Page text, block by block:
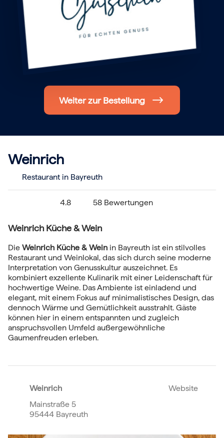
Frohe Weihnachten
Regionale Gutscheine
Berlin
München
Essen
Einlösbar für alle 10.000 Partner und 3 Jahre gültig
Weiter zur Bestellung
Weinrich
Restaurant in Bayreuth
4.8 58 Bewertungen
Weinrich Küche & Wein
Die Weinrich Küche & Wein in Bayreuth ist ein stilvolles
Restaurant und Weinlokal, das sich durch seine moderne
Interpretation von Genusskultur auszeichnet. Es
kombiniert exzellente Kulinarik mit einer Leidenschaft für
hochwertige Weine. Das Ambiente ist einladend und
elegant, mit einem Fokus auf minimalistisches Design, das
dennoch Wärme und Gemütlichkeit ausstrahlt. Gäste
können hier in einem entspannten und zugleich
anspruchsvollen Umfeld außergewöhnliche
Gaumenfreuden erleben.
Weinrich
Mainstraße 5
95444 Bayreuth
Website